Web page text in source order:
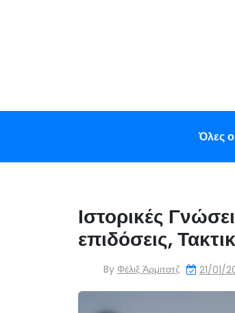
Όλες
Ιστορικές
επιδόσεις,
By Φέλιξ Άρμιτατζ 21/01/